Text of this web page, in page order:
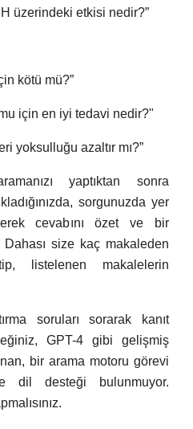
üzerindeki etkisi nedir?”
kötü mü?”
için en iyi tedavi nedir?"
yoksulluğu azaltır mı?”
yaptıktan sonra
sorgunuzda yer
cevabını özet ve bir
size kaç makaleden
listelenen makalelerin
soruları sorarak kanıt
GPT-4 gibi gelişmiş
bir arama motoru görevi
dil desteği bulunmuyor.